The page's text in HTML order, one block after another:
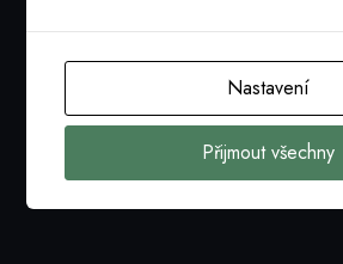
Nastavení
Přijmout všechny